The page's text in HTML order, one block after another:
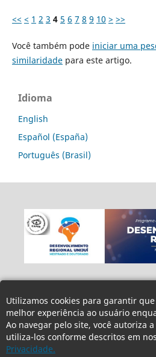
Utilizamos cookies para garantir
melhor experiência ao usuário
Ao navegar pelo site, você autoriza
utiliza-los conforme descritos em
Privacidade.
<< < 1 2 3 4 5 6 7 8 9 10 > >>
Você também pode iniciar uma
similaridadepara este artigo.
Idioma
English
Español (España)
Português (Brasil)